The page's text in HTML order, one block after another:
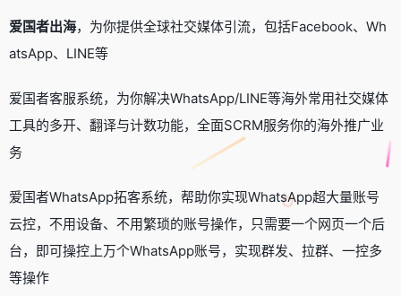
爱国者出海，为你提供全球社交媒体引流，包括Facebook、Wh
atsApp、LINE等
爱国者客服系统，为你解决WhatsApp/LINE等海外常用社交媒体
工具的多开、翻译与计数功能，全面SCRM服务你的海外推广业
务
爱国者WhatsApp拓客系统，帮助你实现WhatsApp超大量账号
云控，不用设备、不用繁琐的账号操作，只需要一个网页一个后
台，即可操控上万个WhatsApp账号，实现群发、拉群、一控多
等操作